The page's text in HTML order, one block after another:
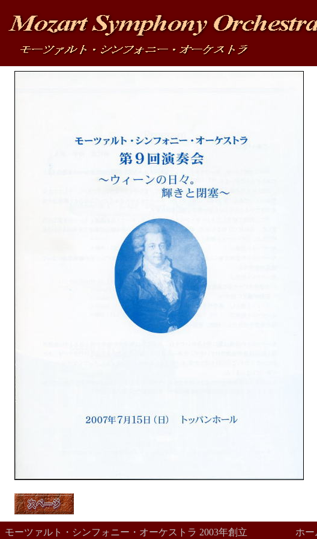
モーツァルト・シンフォニー・オーケストラ 2003年創立